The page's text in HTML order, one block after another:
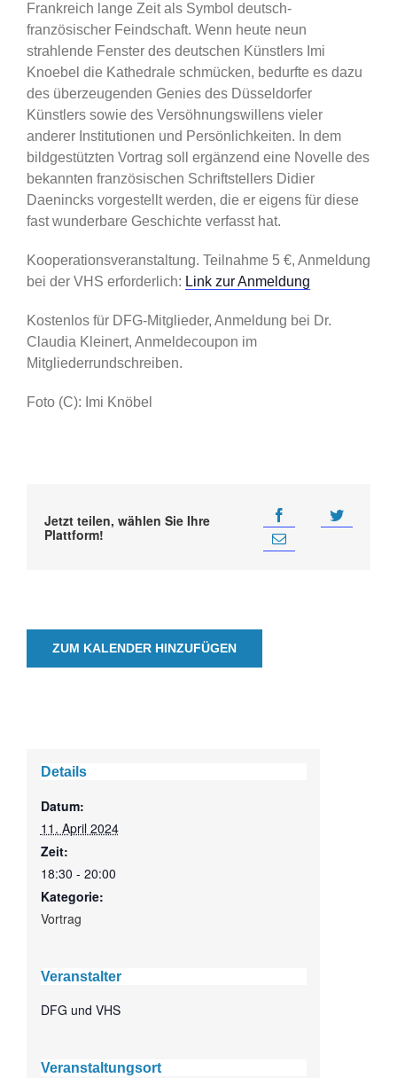
Frankreich lange Zeit als Symbol deutsch-
französischer Feindschaft. Wenn heute neun
strahlende Fenster des deutschen Künstlers Imi
Knoebel die Kathedrale schmücken, bedurfte es dazu
des überzeugenden Genies des Düsseldorfer
Künstlers sowie des Versöhnungswillens vieler
anderer Institutionen und Persönlichkeiten. In dem
bildgestützten Vortrag soll ergänzend eine Novelle des
bekannten französischen Schriftstellers Didier
Daenincks vorgestellt werden, die er eigens für diese
fast wunderbare Geschichte verfasst hat.
Kooperationsveranstaltung. Teilnahme 5 €, Anmeldung
bei der VHS erforderlich: Link zur Anmeldung
Kostenlos für DFG-Mitglieder, Anmeldung bei Dr.
Claudia Kleinert, Anmeldecoupon im
Mitgliederrundschreiben.
Foto (C): Imi Knöbel
Jetzt teilen, wählen Sie Ihre
Plattform!
ZUM KALENDER HINZUFÜGEN
Details
Datum:
11. April 2024
Zeit:
18:30 - 20:00
Kategorie:
Vortrag
Veranstalter
DFG und VHS
Veranstaltungsort